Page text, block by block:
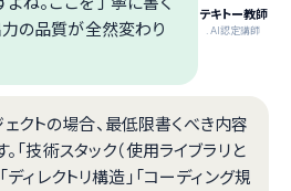
テキトー教師
.AI認定講師
力の品質が全然変わり
クトの場合、最低限書くべき内容
「技術スタック（使用ライブラリと
ディレクトリ構造」「コーディング規